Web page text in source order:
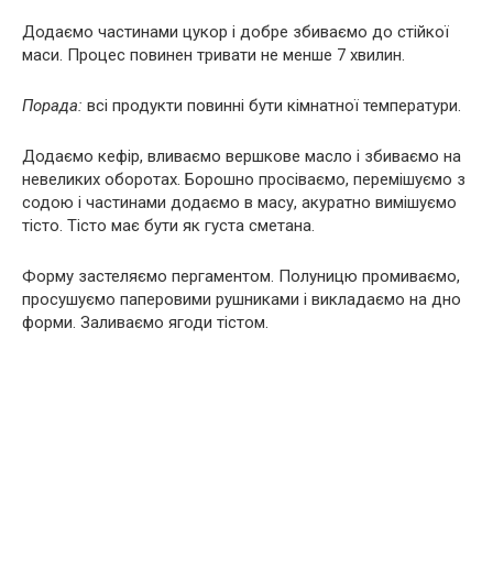
Додаємо частинами цукор і добре збиваємо до стійкої
маси. Процес повинен тривати не менше 7 хвилин.
Порада: всі продукти повинні бути кімнатної температури.
Додаємо кефір, вливаємо вершкове масло і збиваємо на
невеликих оборотах. Борошно просіваємо, перемішуємо з
содою і частинами додаємо в масу, акуратно вимішуємо
тісто. Тісто має бути як густа сметана.
Форму застеляємо пергаментом. Полуницю промиваємо,
просушуємо паперовими рушниками і викладаємо на дно
форми. Заливаємо ягоди тістом.